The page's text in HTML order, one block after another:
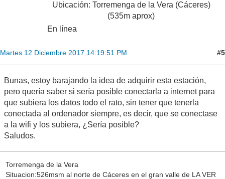
Ubicación: Torremenga de la Vera (Cáceres)
(535m aprox)
En línea
Martes 12 Diciembre 2017 14:19:51 PM #5
Bunas, estoy barajando la idea de adquirir esta estación,
pero quería saber si sería posible conectarla a internet para
que subiera los datos todo el rato, sin tener que tenerla
conectada al ordenador siempre, es decir, que se conectase
a la wifi y los subiera, ¿Sería posible?
Saludos.
Torremenga de la Vera
Situacion:526msm al norte de Cáceres en el gran valle de LA VER